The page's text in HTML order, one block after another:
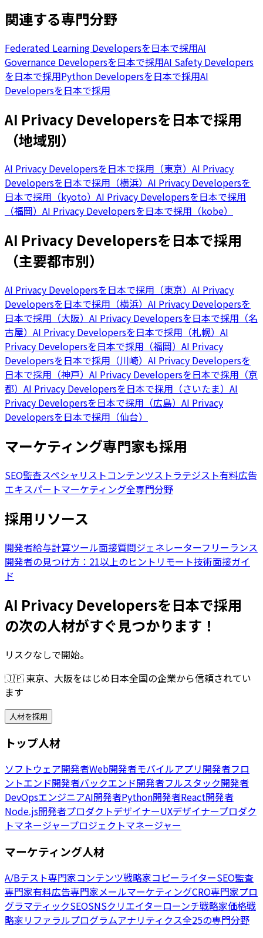
関連する専門分野
Federated Learning Developersを日本で採用AI
Governance Developersを日本で採用AI Safety Developers
を日本で採用Python Developersを日本で採用AI
Developersを日本で採用
AI Privacy Developersを日本で採用
（地域別）
AI Privacy Developersを日本で採用（東京） AI Privacy
Developersを日本で採用（横浜） AI Privacy Developersを
日本で採用（kyoto） AI Privacy Developersを日本で採用
（福岡） AI Privacy Developersを日本で採用（kobe）
AI Privacy Developersを日本で採用
（主要都市別）
AI Privacy Developersを日本で採用（東京） AI Privacy
Developersを日本で採用（横浜） AI Privacy Developersを
日本で採用（大阪） AI Privacy Developersを日本で採用（名
古屋） AI Privacy Developersを日本で採用（札幌） AI
Privacy Developersを日本で採用（福岡） AI Privacy
Developersを日本で採用（川崎） AI Privacy Developersを
日本で採用（神戸） AI Privacy Developersを日本で採用（京
都） AI Privacy Developersを日本で採用（さいたま） AI
Privacy Developersを日本で採用（広島） AI Privacy
Developersを日本で採用（仙台）
マーケティング専門家も採用
SEO監査スペシャリストコンテンツストラテジスト有料広告
エキスパートマーケティング全専門分野
採用リソース
開発者給与計算ツール面接質問ジェネレーターフリーランス
開発者の見つけ方：21以上のヒント リモート技術面接ガイ
ド
AI Privacy Developersを日本で採用
の次の人材がすぐ見つかります！
リスクなしで開始。
🇯🇵 東京、大阪をはじめ日本全国の企業から信頼されてい
ます
人材を採用
トップ人材
ソフトウェア開発者Web開発者モバイルアプリ開発者フロ
ントエンド開発者バックエンド開発者フルスタック開発者
DevOpsエンジニアAI開発者Python開発者React開発者
Node.js開発者プロダクトデザイナーUXデザイナープロダク
トマネージャープロジェクトマネージャー
マーケティング人材
A/Bテスト専門家コンテンツ戦略家コピーライターSEO監査
専門家有料広告専門家メールマーケティングCRO専門家プロ
グラマティックSEOSNSクリエイターローンチ戦略家価格戦
略家リファラルプログラムアナリティクス全25の専門分野